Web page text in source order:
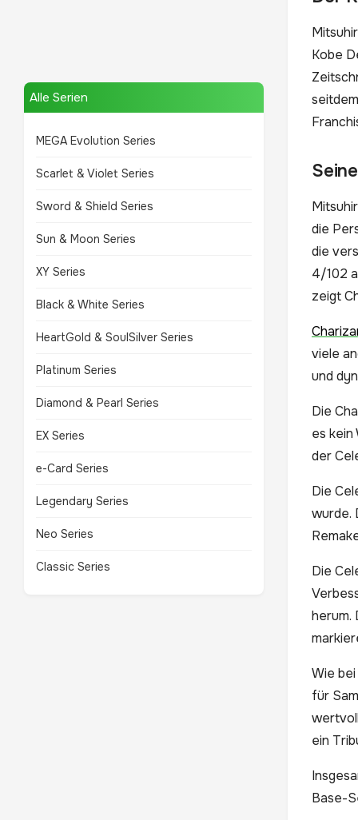
Alle Serien
MEGA Evolution Series
Scarlet & Violet Series
Sword & Shield Series
Sun & Moon Series
XY Series
Black & White Series
HeartGold & SoulSilver Series
Platinum Series
Diamond & Pearl Series
EX Series
e-Card Series
Legendary Series
Neo Series
Classic Series
Kobe
die
die
4/102
zeigt
viele
und
Die
es kein
der
Die
wurde.
Die
herum.
Wie
für
ein
Base-